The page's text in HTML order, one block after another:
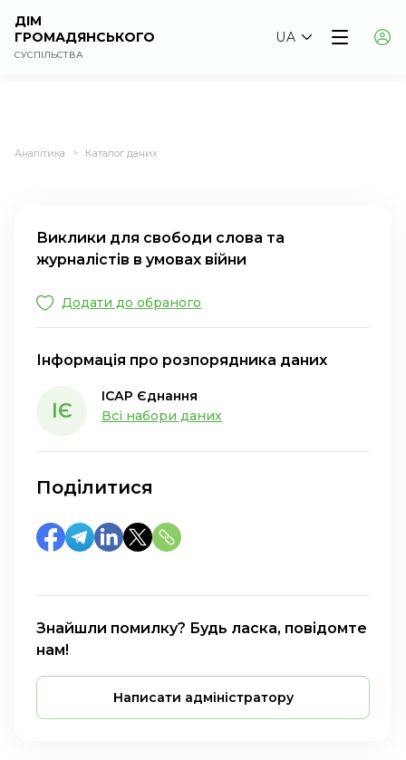
ДІМ
ГРОМАДЯНСЬКОГО
СУСПІЛЬСТВА
UA
Аналітика > Каталог даних
Виклики для свободи слова та
журналістів в умовах війни
Додати до обраного
Інформація про розпорядника даних
ІЄ
ІСАР Єднання
Всі набори даних
Поділитися
Знайшли помилку? Будь ласка, повідомте
нам!
Написати адміністратору